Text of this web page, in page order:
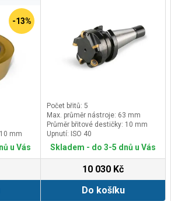
-13%
mm
u Vás
Počet břitů: 5
Max. průměr nástroje: 63 mm
Průměr břitové destičky: 10 mm
Upnutí: ISO 40
Skladem - do 3-5 dnů u Vás
10 030 Kč
Do košíku